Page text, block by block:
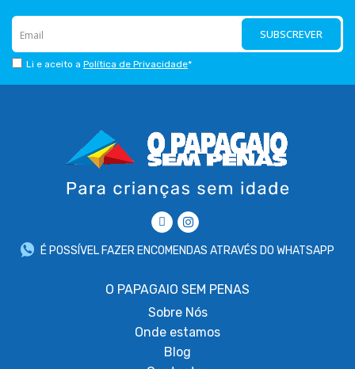
SUBSCREVER
Li e aceito a Política de Privacidade*
É POSSÍVEL FAZER ENCOMENDAS ATRAVÉS DO WHATSAPP
O PAPAGAIO SEM PENAS
Sobre Nós
Onde estamos
Blog